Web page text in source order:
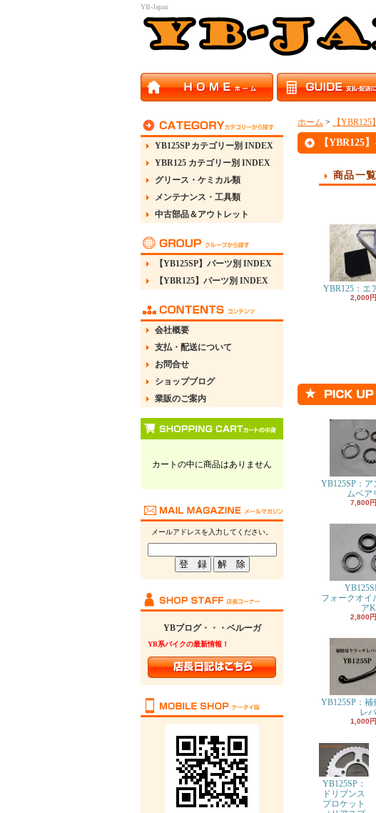
YB-Japan
YB125SP カテゴリー別 INDEX
YBR125 カテゴリー別 INDEX
グリース・ケミカル類
メンテナンス・工具類
中古部品＆アウトレット
【YB125SP】パーツ別 INDEX
【YBR125】パーツ別 INDEX
会社概要
支払・配送について
お問合せ
ショップブログ
業販のご案内
カートの中に商品はありません
メールアドレスを入力してください。
YBブログ・・・ベルーガ
YB系バイクの最新情報！
ホーム > 【
【YBR125
商品一覧
YBR125：エ
2,000
YB125SP：
ムベア
7,800
フォークオイ
ア
2,800
YB125SP：
レ
1,000
YB125SP：
ドリブンス
プロケット